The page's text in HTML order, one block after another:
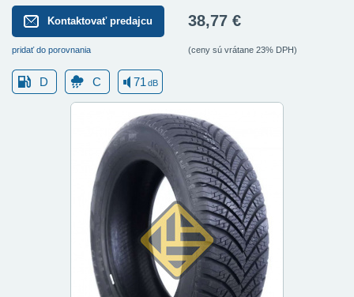
Kontaktovať predajcu
pridať do porovnania
38,77 €
(ceny sú vrátane 23% DPH)
D C 71dB